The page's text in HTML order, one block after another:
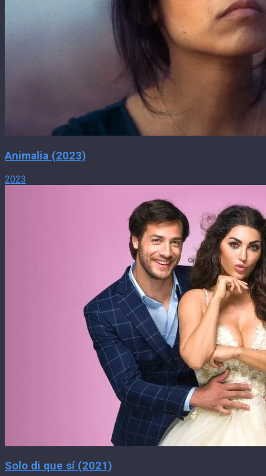
Animalia (2023)
2023
Solo di que sí (2021)